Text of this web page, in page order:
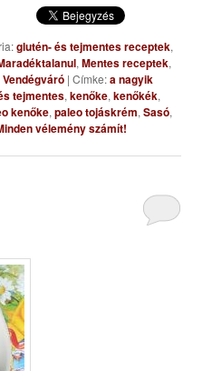
glutén- és tejmentes receptek,
,Mentes receptek,
Vendégváró |Címke:a nagyik
tejmentes,kenőke,kenőkék,
kenőke,paleo tojáskrém,Sasó,
vélemény számít!